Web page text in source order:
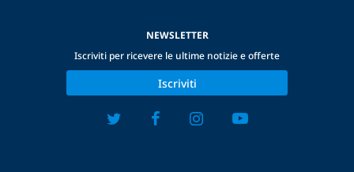
NEWSLETTER
Iscriviti per ricevere le ultime notizie e offerte
Iscriviti